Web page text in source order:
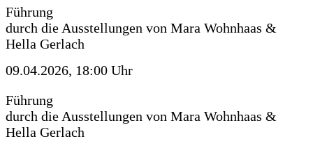
Führung
durch die Ausstellungen von Mara Wohnhaas &
Hella Gerlach
09.04.2026, 18:00 Uhr
Führung
durch die Ausstellungen von Mara Wohnhaas &
Hella Gerlach